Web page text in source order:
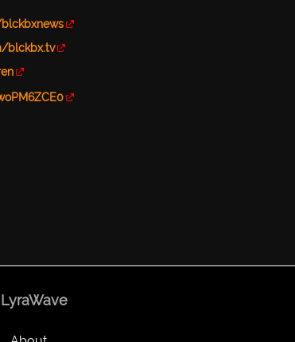
blckbx.tv
LyraWave